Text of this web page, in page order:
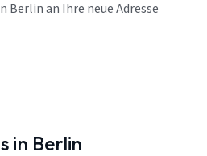
Berlin an Ihre neue Adresse
in Berlin